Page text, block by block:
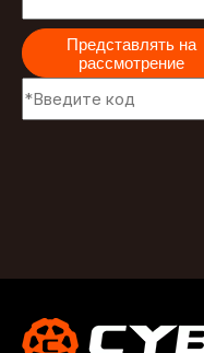
Представлять на
рассмотрение